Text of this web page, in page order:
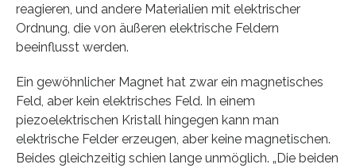
reagieren, und andere Materialien mit elektrischer
Ordnung, die von äußeren elektrische Feldern
beeinflusst werden.
Ein gewöhnlicher Magnet hat zwar ein magnetisches
Feld, aber kein elektrisches Feld. In einem
piezoelektrischen Kristall hingegen kann man
elektrische Felder erzeugen, aber keine magnetischen.
Beides gleichzeitig schien lange unmöglich. „Die beiden